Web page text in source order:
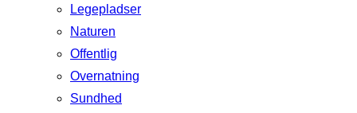
Legepladser
Naturen
Offentlig
Overnatning
Sundhed